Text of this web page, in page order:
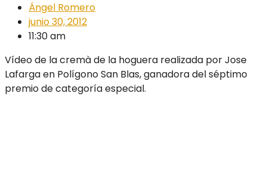
Ángel Romero
junio 30, 2012
11:30 am
Vídeo de la cremà de la hoguera realizada por Jose
Lafarga en Polígono San Blas, ganadora del séptimo
premio de categoría especial.